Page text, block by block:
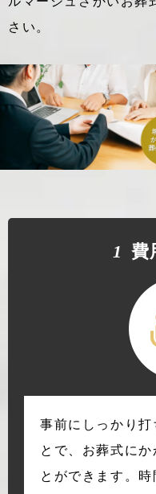
さい。
1 費
事前にしっかり打
とで、お葬式に
とができます。